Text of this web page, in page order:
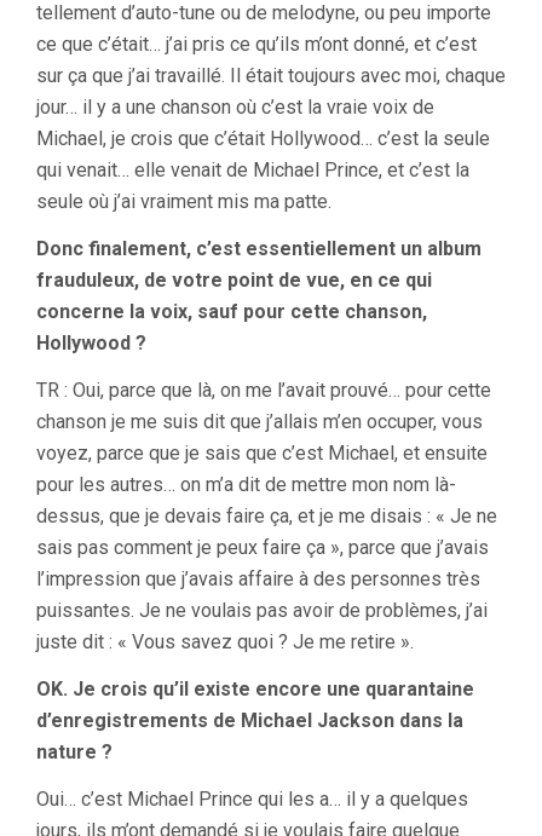
tellement d’auto-tune ou de melodyne, ou peu importe
ce que c’était… j’ai pris ce qu’ils m’ont donné, et c’est
sur ça que j’ai travaillé. Il était toujours avec moi, chaque
jour… il y a une chanson où c’est la vraie voix de
Michael, je crois que c’était Hollywood… c’est la seule
qui venait… elle venait de Michael Prince, et c’est la
seule où j’ai vraiment mis ma patte.
Donc finalement, c’est essentiellement un album
frauduleux, de votre point de vue, en ce qui
concerne la voix, sauf pour cette chanson,
Hollywood ?
TR : Oui, parce que là, on me l’avait prouvé… pour cette
chanson je me suis dit que j’allais m’en occuper, vous
voyez, parce que je sais que c’est Michael, et ensuite
pour les autres… on m’a dit de mettre mon nom là-
dessus, que je devais faire ça, et je me disais : « Je ne
sais pas comment je peux faire ça », parce que j’avais
l’impression que j’avais affaire à des personnes très
puissantes. Je ne voulais pas avoir de problèmes, j’ai
juste dit : « Vous savez quoi ? Je me retire ».
OK. Je crois qu’il existe encore une quarantaine
d’enregistrements de Michael Jackson dans la
nature ?
Oui… c’est Michael Prince qui les a… il y a quelques
jours, ils m’ont demandé si je voulais faire quelque